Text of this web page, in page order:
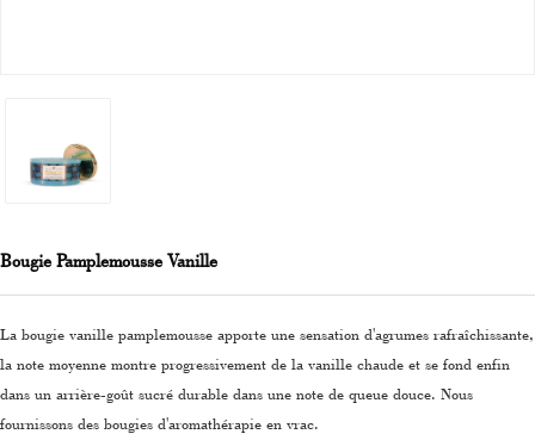
Bougie Pamplemousse Vanille
La bougie vanille pamplemousse apporte une sensation d'agrumes rafraîchissante,
la note moyenne montre progressivement de la vanille chaude et se fond enfin
dans un arrière-goût sucré durable dans une note de queue douce. Nous
fournissons des bougies d'aromathérapie en vrac.